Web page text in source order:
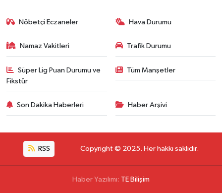
Nöbetçi Eczaneler Hava Durumu
Namaz Vakitleri Trafik Durumu
Süper Lig Puan Durumu ve
Fikstür
Tüm Manşetler
Son Dakika Haberleri Haber Arşivi
RSS Copyright © 2025. Her hakkı saklıdır.
Haber Yazılımı: TE Bilişim